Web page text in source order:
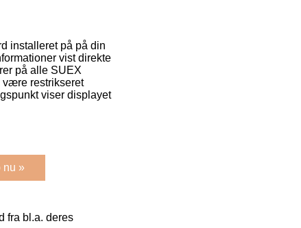
installeret på på din
vist direkte
på alle SUEX
være restrikseret
viser displayet
nu »
fra bl.a. deres